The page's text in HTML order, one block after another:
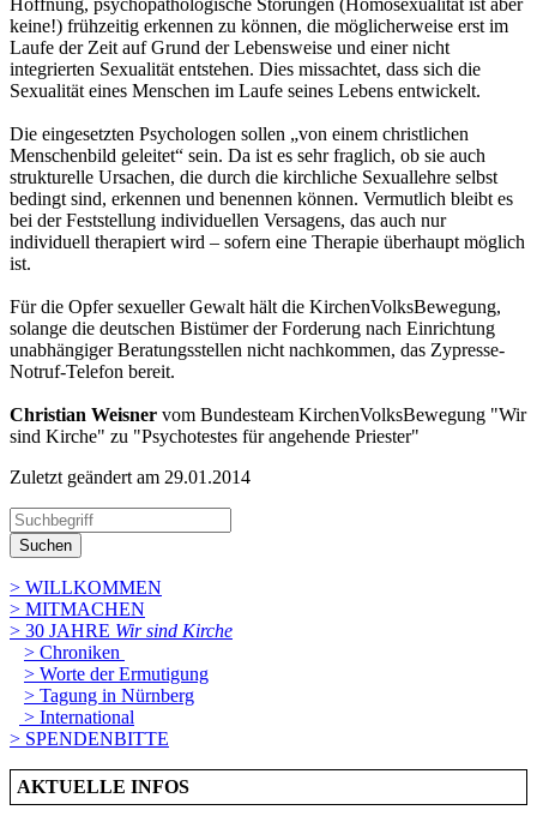
keine!) frühzeitig erkennen zu können, die möglicherweise erst im
Laufe der Zeit auf Grund der Lebensweise und einer nicht
integrierten Sexualität entstehen. Dies missachtet, dass sich die
Sexualität eines Menschen im Laufe seines Lebens entwickelt.
Die eingesetzten Psychologen sollen „von einem christlichen
Menschenbild geleitet“ sein. Da ist es sehr fraglich, ob sie auch
strukturelle Ursachen, die durch die kirchliche Sexuallehre selbst
bedingt sind, erkennen und benennen können. Vermutlich bleibt es
bei der Feststellung individuellen Versagens, das auch nur
individuell therapiert wird – sofern eine Therapie überhaupt möglich
ist.
Für die Opfer sexueller Gewalt hält die KirchenVolksBewegung,
solange die deutschen Bistümer der Forderung nach Einrichtung
unabhängiger Beratungsstellen nicht nachkommen, das Zypresse-
Notruf-Telefon bereit.
Christian Weisner vom Bundesteam KirchenVolksBewegung "Wir
sind Kirche" zu "Psychotestes für angehende Priester"
Zuletzt geändert am 29­.01.2014
Suchen
> WILLKOMMEN
> MITMACHEN
> 30 JAHRE Wir sind Kirche
> Chroniken
> Worte der Ermutigung
> Tagung in Nürnberg
> International
> SPENDENBITTE
AKTUELLE INFOS